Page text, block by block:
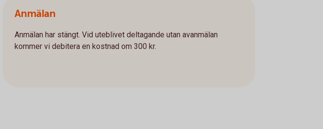
Anmälan
Anmälan har stängt. Vid uteblivet deltagande utan avanmälan
kommer vi debitera en kostnad om 300 kr.